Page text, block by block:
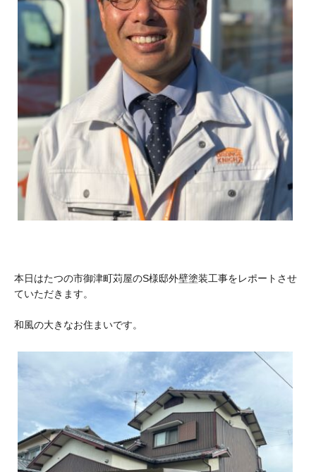
本日はたつの市御津町苅屋のS様邸外壁塗装工事をレポートさせ
ていただきます。
和風の大きなお住まいです。